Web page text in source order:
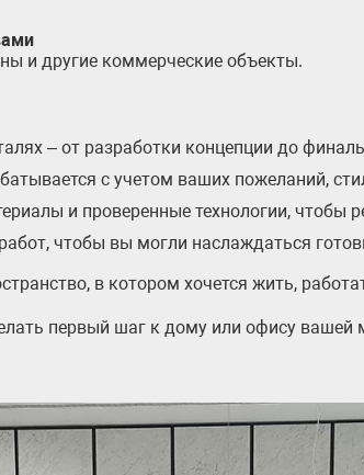
и другие коммерческие объекты.
– от разработки концепции до
с учетом ваших пожеланий,
и проверенные технологии, чтобы
чтобы вы могли наслаждаться
в котором хочется жить,
первый шаг к дому или офису вашей